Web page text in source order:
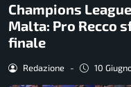
Champions
Malta: Pro Recco
finale
Redazione - 10